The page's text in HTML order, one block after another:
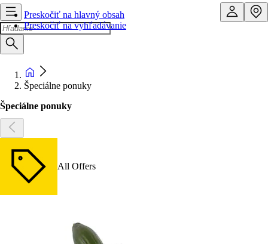
Preskočiť na hlavný obsah
Preskočiť na vyhľadávanie
Špeciálne ponuky
Špeciálne ponuky
All Offers